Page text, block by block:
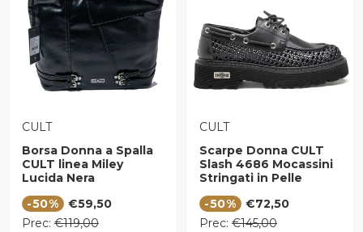
VENDITORE:
CULT
Borsa Donna a Spalla
CULT linea Miley
Lucida Nera
-50%
Prezzo di vendita
€59,50
Prezzo regolare
Prec: €119,00
VENDITORE:
CULT
Scarpe Donna CULT
Slash 4686 Mocassini
Stringati in Pelle
-50%
Prezzo di vendita
€72,50
Prezzo regolare
Prec: €145,00